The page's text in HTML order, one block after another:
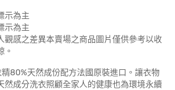
示為主
示為主
觀感之差異本賣場之商品圖片僅供參考以收
。
精80%天然成份配方法國原裝進口。讓衣物
然成分洗衣照顧全家人的健康也為環境永續